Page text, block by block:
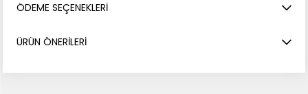
ÖDEME SEÇENEKLERI
ÜRÜN ÖNERILERI